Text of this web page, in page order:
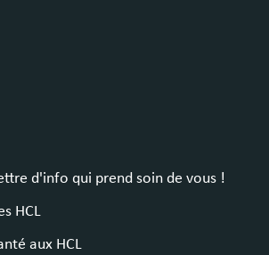
d'info qui prend soin de vous !
HCL
aux HCL